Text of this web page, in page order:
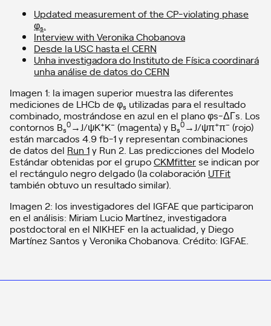
Updated measurement of the CP-violating phase
φs
Interview with Veronika Chobanova
Desde la USC hasta el CERN
Unha investigadora do Instituto de Física coordinará
unha análise de datos do CERN
Imagen 1: la imagen superior muestra las diferentes
mediciones de LHCb de φs utilizadas para el resultado
combinado, mostrándose en azul en el plano φs-ΔΓs. Los
contornos Bs
0→J/ψK+K– (magenta) y Bs
0→J/ψπ+π– (rojo)
están marcados 4.9 fb-1 y representan combinaciones
de datos del Run 1y Run 2. Las predicciones del Modelo
Estándar obtenidas por el grupoCKMfitterse indican por
el rectángulo negro delgado (la colaboración UTFit
también obtuvo un resultado similar).
Imagen 2: los investigadores del IGFAE que participaron
en el análisis: Miriam Lucio Martínez, investigadora
postdoctoral en el NIKHEF en la actualidad, y Diego
Martínez Santos y Veronika Chobanova. Crédito: IGFAE.